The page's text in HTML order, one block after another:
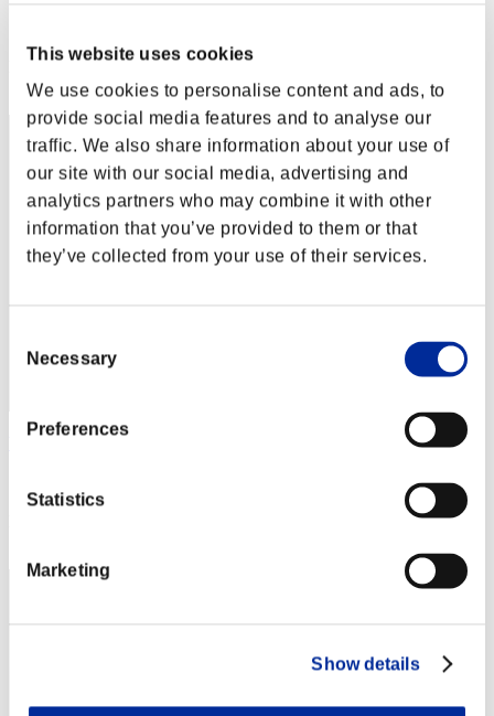
This website uses cookies
We use cookies to personalise content and ads, to
provide social media features and to analyse our
traffic. We also share information about your use of
our site with our social media, advertising and
analytics partners who may combine it with other
information that you’ve provided to them or that
they’ve collected from your use of their services.
Selection
Necessary
Preferences
Statistics
Marketing
Show details
RANK
2